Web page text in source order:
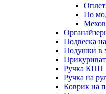
По
Подвеска
Подушки в
Ручка КПП
Ручка на
Коврик на